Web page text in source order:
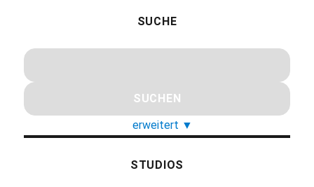
SUCHE
erweitert ▼
STUDIOS